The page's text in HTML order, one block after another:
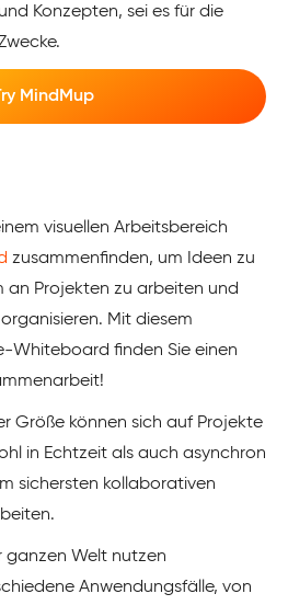
Konzepten, sei es für die
MindMup
visuellen Arbeitsbereich
zusammenfinden, um Ideen zu
an Projekten zu arbeiten und
Mit diesem
Whiteboard finden Sie einen
Größe können sich auf Projekte
in Echtzeit als auch asynchron
sichersten kollaborativen
ganzen Welt nutzen
Anwendungsfälle, von